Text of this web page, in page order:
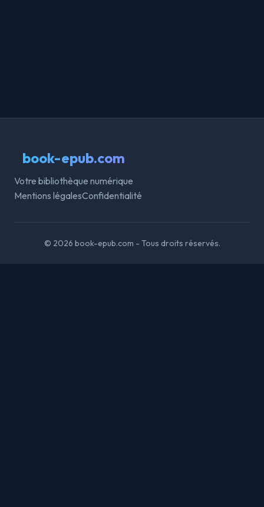
book-epub.com
Votre bibliothèque numérique
Mentions légalesConfidentialité
© 2026 book-epub.com - Tous droits réservés.